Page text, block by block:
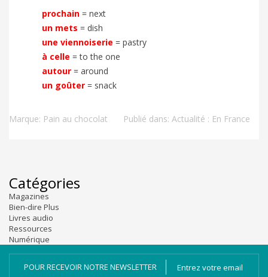
prochain = next
un mets = dish
une viennoiserie = pastry
à celle = to the one
autour = around
un goûter = snack
Marque: Pain au chocolat Publié dans: Actualité : En France
Catégories
Magazines
Bien-dire Plus
Livres audio
Ressources
Numérique
POUR RECEVOIR NOTRE NEWSLETTER